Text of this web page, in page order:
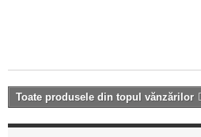
Toate produsele din topul vănzărilor